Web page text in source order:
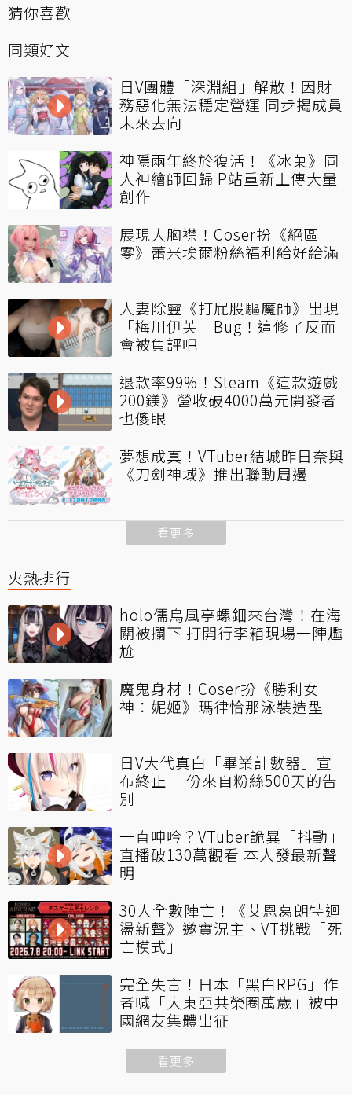
猜你喜歡
同類好文
日V團體「深淵組」解散！因財
務惡化無法穩定營運 同步揭成員
未來去向
神隱兩年終於復活！《冰菓》同
人神繪師回歸 P站重新上傳大量
創作
展現大胸襟！Coser扮《絕區
零》蕾米埃爾粉絲福利給好給滿
人妻除靈《打屁股驅魔師》出現
「梅川伊芙」Bug！這修了反而
會被負評吧
退款率99%！Steam《這款遊戲
200鎂》營收破4000萬元開發者
也傻眼
夢想成真！VTuber結城昨日奈與
《刀劍神域》推出聯動周邊
看更多
火熱排行
holo儒烏風亭螺鈿來台灣！在海
關被攔下 打開行李箱現場一陣尷
尬
魔鬼身材！Coser扮《勝利女
神：妮姬》瑪律恰那泳裝造型
日V大代真白「畢業計數器」宣
布終止 一份來自粉絲500天的告
別
一直呻吟？VTuber詭異「抖動」
直播破130萬觀看 本人發最新聲
明
30人全數陣亡！《艾恩葛朗特迴
盪新聲》邀實況主、VT挑戰「死
亡模式」
完全失言！日本「黑白RPG」作
者喊「大東亞共榮圈萬歲」被中
國網友集體出征
看更多